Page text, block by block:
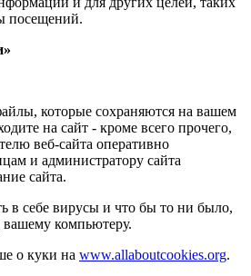
посещений.
которые сохраняются на вашем
на сайт - кроме всего прочего,
веб-сайта оперативно
и администратору сайта
сайта.
в себе вирусы и что бы то ни было,
вашему компьютеру.
о куки на www.allaboutcookies.org.